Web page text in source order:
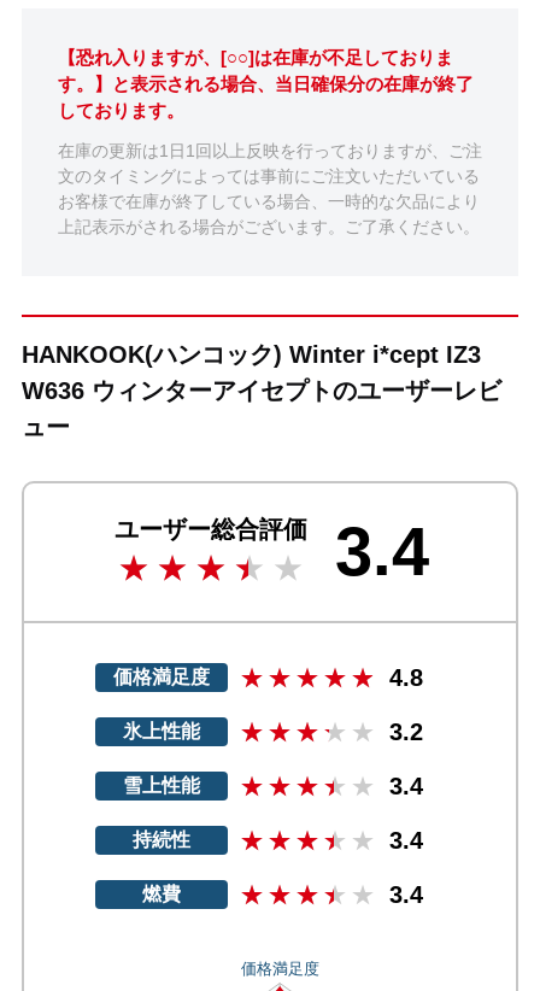
【恐れ入りますが、[○○]は在庫が不足しておりま
す。】と表示される場合、当日確保分の在庫が終了
しております。
在庫の更新は1日1回以上反映を行っておりますが、ご注
文のタイミングによっては事前にご注文いただいている
お客様で在庫が終了している場合、一時的な欠品により
上記表示がされる場合がございます。ご了承ください。
HANKOOK(ハンコック) Winter i*cept IZ3
W636 ウィンターアイセプトのユーザーレビ
ュー
ユーザー総合評価 3.4
価格満足度 4.8
氷上性能 3.2
雪上性能 3.4
持続性 3.4
燃費 3.4